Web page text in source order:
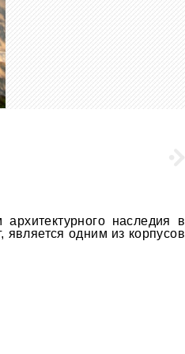
наследия в
одним из корпусов